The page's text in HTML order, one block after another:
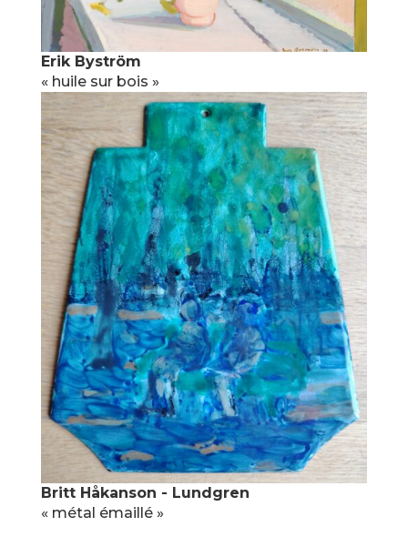
Erik Byström
« huile sur bois »
Britt Håkanson - Lundgren
« métal émaillé »